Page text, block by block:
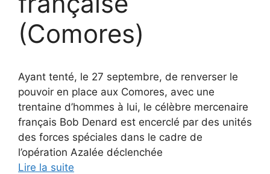
(Comores)
Ayant tenté, le 27 septembre, de renverser le
pouvoir en place aux Comores, avec une
trentaine d’hommes à lui, le célèbre mercenaire
français Bob Denard est encerclé par des unités
des forces spéciales dans le cadre de
l’opération Azalée déclenchée
Lire la suite